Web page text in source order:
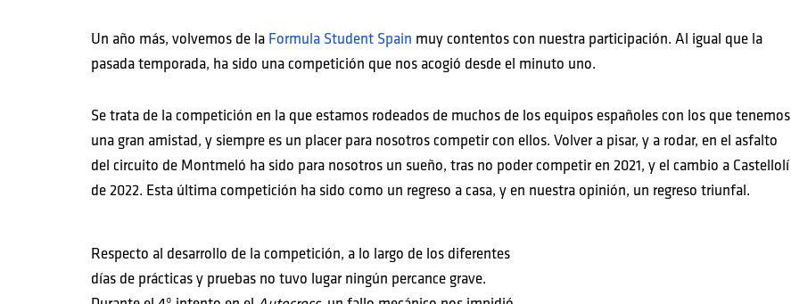
Un año más, volvemos de la Formula Student Spain muy contentos con nuestra participación. Al igual que la
pasada temporada, ha sido una competición que nos acogió desde el minuto uno.
Se trata de la competición en la que estamos rodeados de muchos de los equipos españoles con los que tenemos
una gran amistad, y siempre es un placer para nosotros competir con ellos. Volver a pisar, y a rodar, en el asfalto
del circuito de Montmeló ha sido para nosotros un sueño, tras no poder competir en 2021, y el cambio a Castellolí
de 2022. Esta última competición ha sido como un regreso a casa, y en nuestra opinión, un regreso triunfal.
Respecto al desarrollo de la competición, a lo largo de los diferentes
días de prácticas y pruebas no tuvo lugar ningún percance grave.